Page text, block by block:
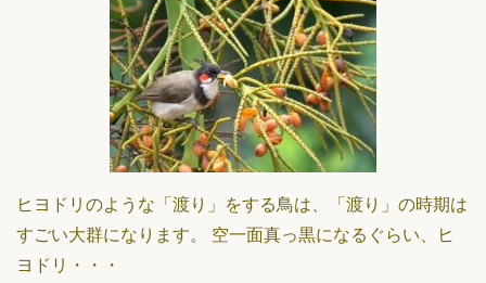
ヒヨドリのような「渡り」をする鳥は、「渡り」の時期は
すごい大群になります。 空一面真っ黒になるぐらい、ヒ
ヨドリ・・・